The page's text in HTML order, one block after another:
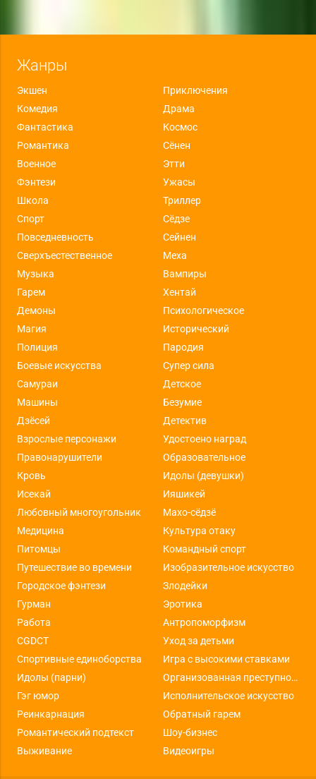
Жанры
Экшен
Приключения
Комедия
Драма
Фантастика
Космос
Романтика
Сёнен
Военное
Этти
Фэнтези
Ужасы
Школа
Триллер
Спорт
Сёдзе
Повседневность
Сейнен
Сверхъестественное
Меха
Музыка
Вампиры
Гарем
Хентай
Демоны
Психологическое
Магия
Исторический
Полиция
Пародия
Боевые искусства
Супер сила
Самураи
Детское
Машины
Безумие
Дзёсей
Детектив
Взрослые персонажи
Удостоено наград
Правонарушители
Образовательное
Кровь
Идолы (девушки)
Исекай
Ияшикей
Любовный многоугольник
Махо-сёдзё
Медицина
Культура отаку
Питомцы
Командный спорт
Путешествие во времени
Изобразительное искусство
Городское фэнтези
Злодейки
Гурман
Эротика
Работа
Антропоморфизм
CGDCT
Уход за детьми
Спортивные единоборства
Игра с высокими ставками
Идолы (парни)
Организованная преступность
Гэг юмор
Исполнительское искусство
Реинкарнация
Обратный гарем
Романтический подтекст
Шоу-бизнес
Выживание
Видеоигры